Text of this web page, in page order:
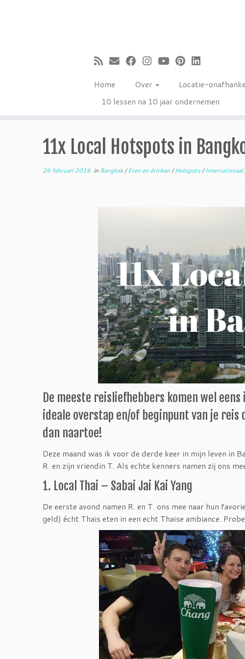
Home Over Locatie-
10 lessen na 10 jaar ondernemen
11x Local Hotspots in
26 februari 2016 in Bangkok/Eten en drinken/Hotspots/Internationaal
De meeste reisliefhebbers komen wel
ideale overstap en/of beginpunt van je reis
dan naartoe!
Deze maand was ik voor de derde keer in mijn leven in
R. en zijn vriendin T. Als echte kenners namen zij ons
1. Local Thai – Sabai Jai Kai Yang
De eerste avond namen R. en T. ons mee naar hun
geld) écht Thais eten in een echt Thaise ambiance.